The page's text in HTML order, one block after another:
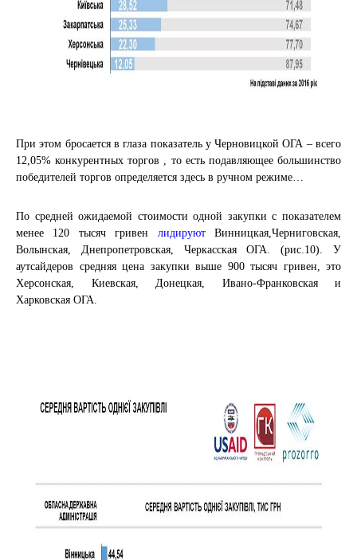
При этом бросается в глаза показатель у Черновицкой ОГА – всего
12,05% конкурентных торгов , то есть подавляющее большинство
победителей торгов определяется здесь в ручном режиме…
По средней ожидаемой стоимости одной закупки с показателем
менее 120 тысяч гривен лидируютВинницкая,Черниговская,
Волынская, Днепропетровская, Черкасская ОГА. (рис.10). У
аутсайдеров средняя цена закупки выше 900 тысяч гривен, это
Херсонская, Киевская, Донецкая, Ивано-Франковская и
Харковская ОГА.